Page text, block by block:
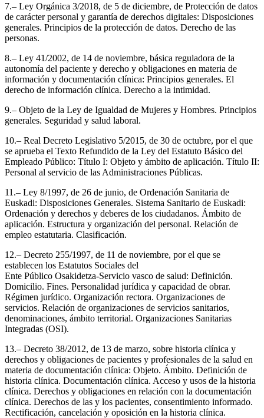
7.– Ley Orgánica 3/2018, de 5 de diciembre, de Protección de datos
de carácter personal y garantía de derechos digitales: Disposiciones
generales. Principios de la protección de datos. Derecho de las
personas.
8.– Ley 41/2002, de 14 de noviembre, básica reguladora de la
autonomía del paciente y derecho y obligaciones en materia de
información y documentación clínica: Principios generales. El
derecho de información clínica. Derecho a la intimidad.
9.– Objeto de la Ley de Igualdad de Mujeres y Hombres. Principios
generales. Seguridad y salud laboral.
10.– Real Decreto Legislativo 5/2015, de 30 de octubre, por el que
se aprueba el Texto Refundido de la Ley del Estatuto Básico del
Empleado Público: Título I: Objeto y ámbito de aplicación. Título II:
Personal al servicio de las Administraciones Públicas.
11.– Ley 8/1997, de 26 de junio, de Ordenación Sanitaria de
Euskadi: Disposiciones Generales. Sistema Sanitario de Euskadi:
Ordenación y derechos y deberes de los ciudadanos. Ámbito de
aplicación. Estructura y organización del personal. Relación de
empleo estatutaria. Clasificación.
12.– Decreto 255/1997, de 11 de noviembre, por el que se
establecen los Estatutos Sociales del
Ente Público Osakidetza-Servicio vasco de salud: Definición.
Domicilio. Fines. Personalidad jurídica y capacidad de obrar.
Régimen jurídico. Organización rectora. Organizaciones de
servicios. Relación de organizaciones de servicios sanitarios,
denominaciones, ámbito territorial. Organizaciones Sanitarias
Integradas (OSI).
13.– Decreto 38/2012, de 13 de marzo, sobre historia clínica y
derechos y obligaciones de pacientes y profesionales de la salud en
materia de documentación clínica: Objeto. Ámbito. Definición de
historia clínica. Documentación clínica. Acceso y usos de la historia
clínica. Derechos y obligaciones en relación con la documentación
clínica. Derechos de las y los pacientes, consentimiento informado.
Rectificación, cancelación y oposición en la historia clínica.